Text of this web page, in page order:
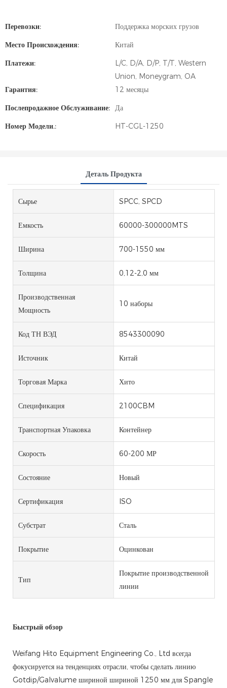
Перевозки:
Поддержка морских грузов
Место Происхождения:
Китай
Платежи:
L/C, D/A, D/P, T/T, Western
Union, Moneygram, OA
Гарантия:
12 месяцы
Послепродажное Обслуживание: Да
Номер Модели.:
HT-CGL-1250
Деталь Продукта
Сырье SPCC, SPCD
Емкость 60000-300000MTS
Ширина 700-1550 мм
Толщина 0,12-2,0 мм
Производственная
Мощность
10 наборы
Код ТН ВЭД 8543300090
Источник Китай
Торговая Марка Хито
Спецификация 2100CBM
Транспортная Упаковка Контейнер
Скорость 60-200 МР
Состояние Новый
Сертификация ISO
Субстрат Сталь
Покрытие Оцинкован
Тип
Покрытие производственной
линии
Быстрый обзор
Weifang Hito Equipment Engineering Co., Ltd всегда
фокусируется на тенденциях отрасли, чтобы сделать линию
Gotdip/Galvalume шириной шириной 1250 мм для Spangle